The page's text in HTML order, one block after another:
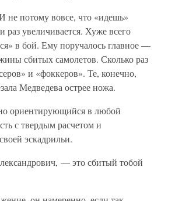
потому вовсе, что «идешь»
раз увеличивается. Хуже всего
в бой. Ему поручалось главное —
сбитых самолетов. Сколько раз
и «фоккеров». Те, конечно,
Медведева острее ножа.
ориентирующийся в любой
с твердым расчетом и
эскадрильи.
— это сбитый тобой